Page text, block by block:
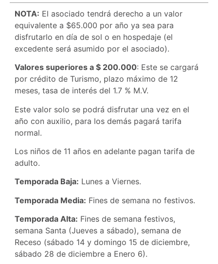
NOTA: El asociado tendrá derecho a un valor
equivalente a $65.000 por año ya sea para
disfrutarlo en día de sol o en hospedaje (el
excedente será asumido por el asociado).
Valores superiores a $ 200.000: Este se cargará
por crédito de Turismo, plazo máximo de 12
meses, tasa de interés del 1.7 % M.V.
Este valor solo se podrá disfrutar una vez en el
año con auxilio, para los demás pagará tarifa
normal.
Los niños de 11 años en adelante pagan tarifa de
adulto.
Temporada Baja: Lunes a Viernes.
Temporada Media: Fines de semana no festivos.
Temporada Alta: Fines de semana festivos,
semana Santa (Jueves a sábado), semana de
Receso (sábado 14 y domingo 15 de diciembre,
sábado 28 de diciembre a Enero 6).